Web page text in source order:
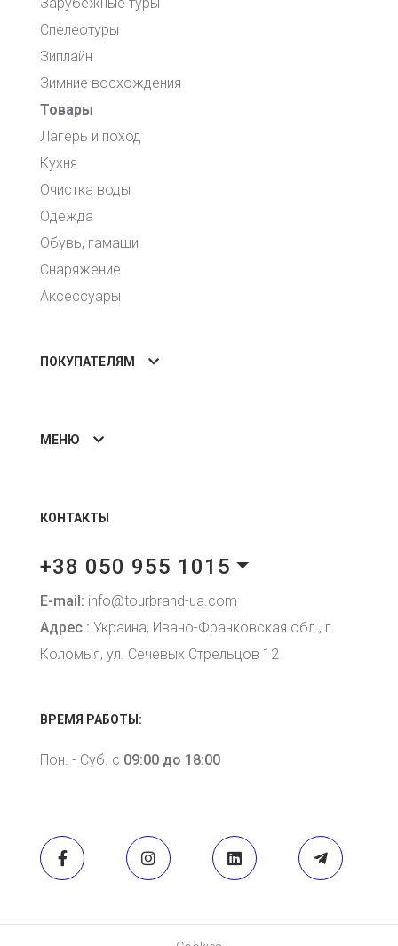
Спелеотуры
Зиплайн
Зимние восхождения
Товары
Лагерь и поход
Кухня
Очистка воды
Одежда
Обувь, гамаши
Снаряжение
Аксессуары
ПОКУПАТЕЛЯМ
МЕНЮ
КОНТАКТЫ
+38 050 955 1015
E-mail: info@tourbrand-ua.com
Адрес : Украина, Ивано-Франковская обл., г.
Коломыя, ул. Сечевых Стрельцов 12
ВРЕМЯ РАБОТЫ:
Пон. - Суб. с 09:00 до 18:00